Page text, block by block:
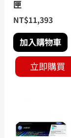
匣
NT$11,393
加入購物車
立即購買